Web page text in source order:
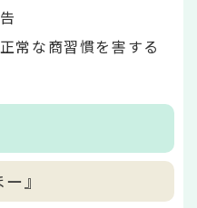
常な商習慣を害する
』